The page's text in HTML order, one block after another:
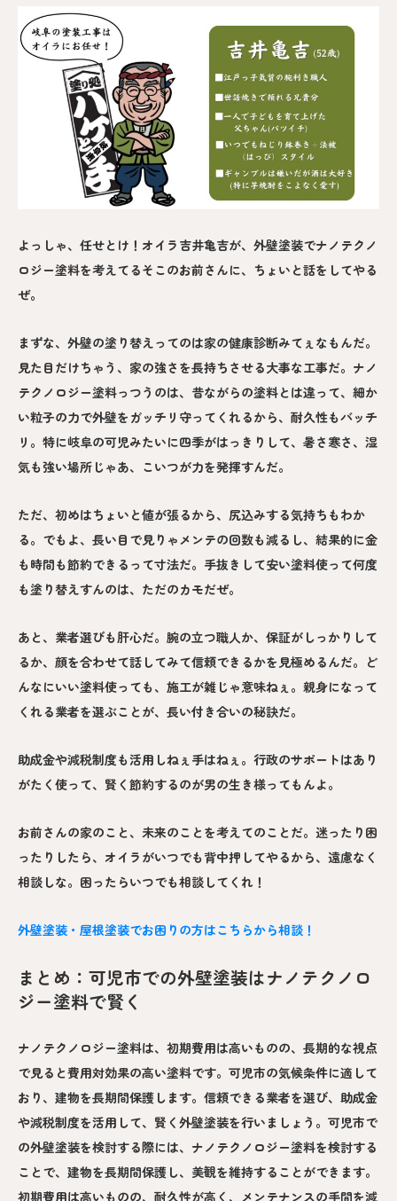
よっしゃ、任せとけ！オイラ吉井亀吉が、外壁塗装でナノテクノ
ロジー塗料を考えてるそこのお前さんに、ちょいと話をしてやる
ぜ。
まずな、外壁の塗り替えってのは家の健康診断みてぇなもんだ。
見た目だけちゃう、家の強さを長持ちさせる大事な工事だ。ナノ
テクノロジー塗料っつうのは、昔ながらの塗料とは違って、細か
い粒子の力で外壁をガッチリ守ってくれるから、耐久性もバッチ
リ。特に岐阜の可児みたいに四季がはっきりして、暑さ寒さ、湿
気も強い場所じゃあ、こいつが力を発揮すんだ。
ただ、初めはちょいと値が張るから、尻込みする気持ちもわか
る。でもよ、長い目で見りゃメンテの回数も減るし、結果的に金
も時間も節約できるって寸法だ。手抜きして安い塗料使って何度
も塗り替えすんのは、ただのカモだぜ。
あと、業者選びも肝心だ。腕の立つ職人か、保証がしっかりして
るか、顔を合わせて話してみて信頼できるかを見極めるんだ。ど
んなにいい塗料使っても、施工が雑じゃ意味ねぇ。親身になって
くれる業者を選ぶことが、長い付き合いの秘訣だ。
助成金や減税制度も活用しねぇ手はねぇ。行政のサポートはあり
がたく使って、賢く節約するのが男の生き様ってもんよ。
お前さんの家のこと、未来のことを考えてのことだ。迷ったり困
ったりしたら、オイラがいつでも背中押してやるから、遠慮なく
相談しな。困ったらいつでも相談してくれ！
外壁塗装・屋根塗装でお困りの方はこちらから相談！
まとめ：可児市での外壁塗装はナノテクノロ
ジー塗料で賢く
ナノテクノロジー塗料は、初期費用は高いものの、長期的な視点
で見ると費用対効果の高い塗料です。可児市の気候条件に適して
おり、建物を長期間保護します。信頼できる業者を選び、助成金
や減税制度を活用して、賢く外壁塗装を行いましょう。可児市で
の外壁塗装を検討する際には、ナノテクノロジー塗料を検討する
ことで、建物を長期間保護し、美観を維持することができます。
初期費用は高いものの、耐久性が高く、メンテナンスの手間を減